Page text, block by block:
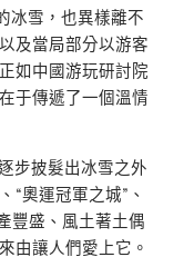
冰雪，也異樣離不
及當局部分以游客
如中國游玩研討院
于傳遞了一個溫情
步披髮出冰雪之外
“奧運冠軍之城”、
豐盛、風土著土偶
由讓人們愛上它。